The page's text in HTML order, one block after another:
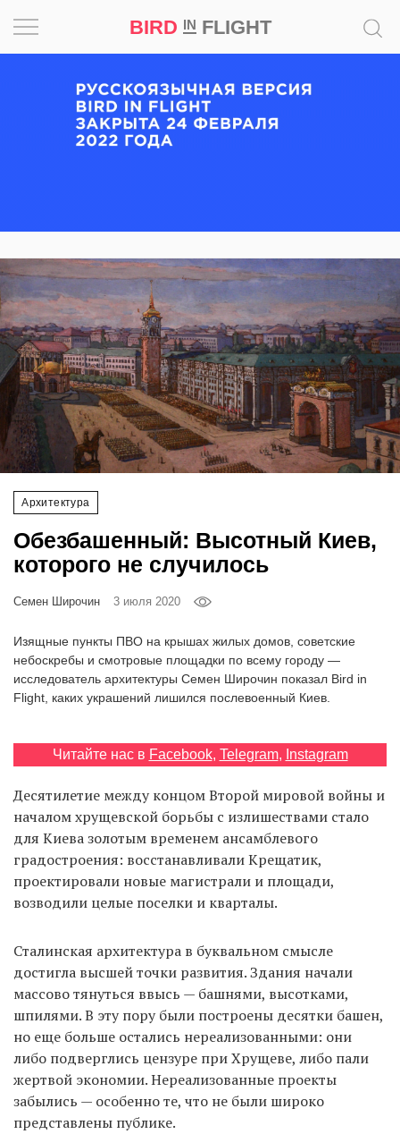
BIRD INFLIGHT
EN
UA
Архитектура
Обезбашенный: Высотный Киев,
которого не случилось
Семен Широчин 3 июля 2020
Изящные пункты ПВО на крышах жилых домов, советские
небоскребы и смотровые площадки по всему городу —
исследователь архитектуры Семен Широчин показал Bird in
Flight, каких украшений лишился послевоенный Киев.
Читайте нас в Facebook, Telegram, Instagram
Десятилетие между концом Второй мировой войны и
началом хрущевской борьбы с излишествами стало
для Киева золотым временем ансамблевого
градостроения: восстанавливали Крещатик,
проектировали новые магистрали и площади,
возводили целые поселки и кварталы.
Сталинская архитектура в буквальном смысле
достигла высшей точки развития. Здания начали
массово тянуться ввысь — башнями, высотками,
шпилями. В эту пору были построены десятки башен,
но еще больше остались нереализованными: они
либо подверглись цензуре при Хрущеве, либо пали
жертвой экономии. Нереализованные проекты
забылись — особенно те, что не были широко
представлены публике.